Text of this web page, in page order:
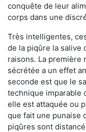
conquête de leur
corps dans une
Très intelligentes,
de la piqûre la salive
raisons. La première
sécrétée a un effet
seconde est que le
technique imparable
elle est attaquée ou
que fait une punaise
piqûres sont